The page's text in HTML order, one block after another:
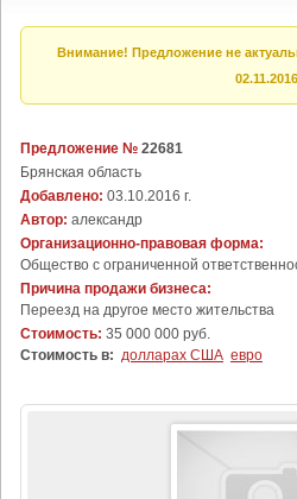
Внимание! Предложение не
02.11.2016
Предложение № 22681
Брянская область
Добавлено: 03.10.2016 г.
Автор: александр
Организационно-правовая форма:
Общество с ограниченной
Причина продажи бизнеса:
Переезд на другое место жительства
Стоимость: 35 000 000 руб.
Стоимость в: долларах США евро